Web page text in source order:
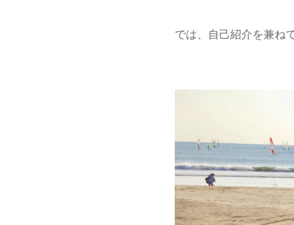
では、自己紹介を兼ね